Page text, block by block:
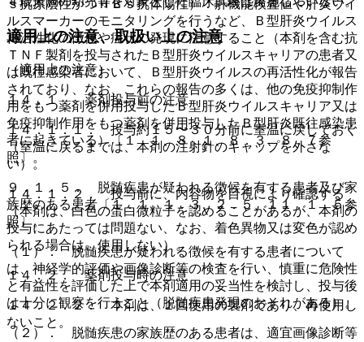
適用上の注意、取扱い上の注意
（適用上の注意）
１４．１． 薬剤投与前の注意
１４．１．１． 投与約１５〜３０分前に室温に戻しておく
（室温に戻るまでは、本剤の注射針のキャップを外さな
い）。
１４．１．２． 投与前に、内容物を目視により確認する
（本剤は、白色の蛋白微粒子を認めることがあるが、本剤の
投与にあたっては問題ない、なお、着色異物又は変色が認め
られる場合は、使用しない）。
１４．２． 薬剤投与時の注意
１４．２．２． 本剤は、１回使用の製剤であり、再使用し
ないこと。
ｓ抗原陰性かつＨＢｓ抗体陽性）：肝機能検査値や肝炎ウイ
ルスマーカーのモニタリングを行うなど、Ｂ型肝炎ウイルス
再活性化の徴候や症状の発現に注意すること（本剤を含む抗
ＴＮＦ製剤を投与されたＢ型肝炎ウイルスキャリアの患者又
は既往感染者において、Ｂ型肝炎ウイルスの再活性化が報告
されており、なお、これらの報告の多くは、他の免疫抑制作
用をもつ薬剤を併用投与したＢ型肝炎ウイルスキャリア又は
免疫抑制作用をもつ薬剤を併用投与したＢ型肝炎既往感染患
者に起きている）〔１．１、８．１、８．３、８．７参
照〕。
９．１．５． 脱髄疾患が疑われる徴候を有する患者及び家
族歴のある患者〔１．１、１．３、２．５、１１．１．５参
照〕。
（１）． 脱髄疾患が疑われる徴候を有する患者について
は、神経学的評価や画像診断等の検査を行い、慎重に危険性
と有益性を評価した上で本剤適用の妥当性を検討し、投与後
は十分に観察を行うこと（脱髄疾患発現のおそれがある）。
（２）． 脱髄疾患の家族歴のある患者は、適宜画像診断等